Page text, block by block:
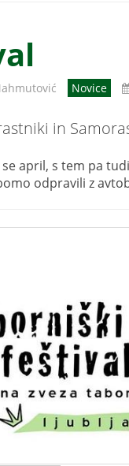
Novice
in
april, s tem pa
odpravili z